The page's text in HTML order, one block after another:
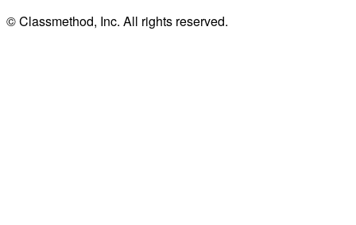
© Classmethod, Inc. All rights reserved.